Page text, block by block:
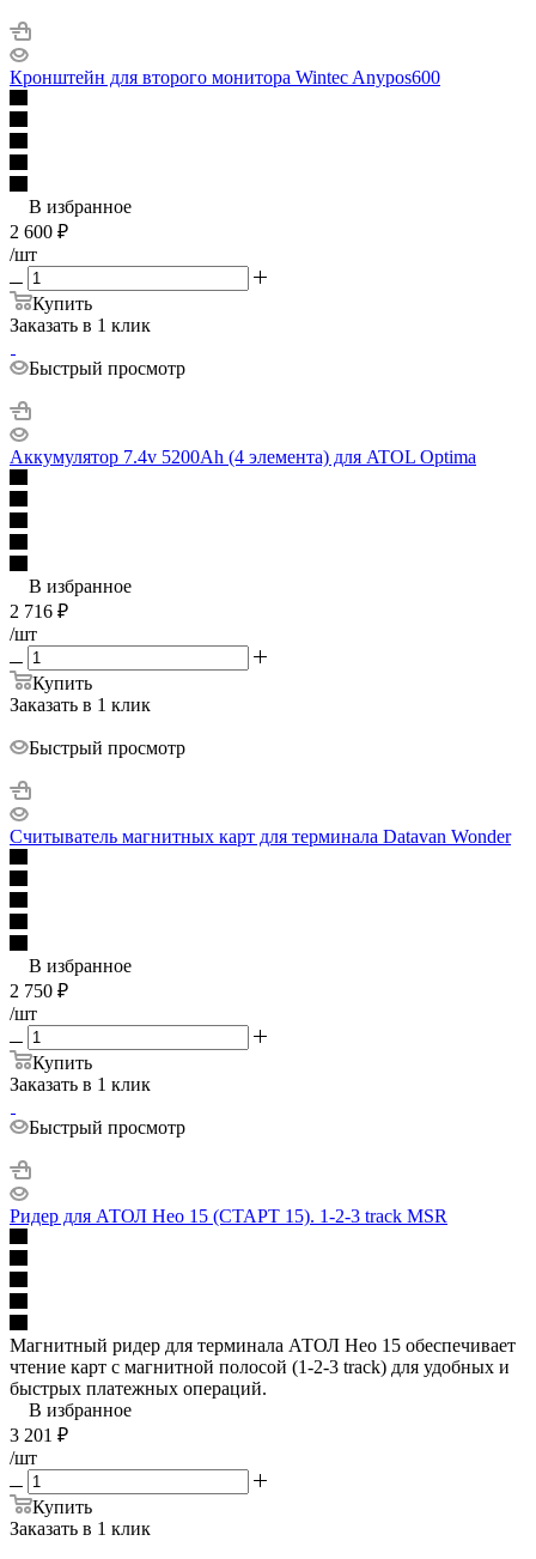
Кронштейн для второго монитора Wintec Anypos600
В избранное
2 600 ₽
/шт
Купить
Заказать в 1 клик
Быстрый просмотр
Аккумулятор 7.4v 5200Ah (4 элемента) для ATOL Optima
В избранное
2 716 ₽
/шт
Купить
Заказать в 1 клик
Быстрый просмотр
Считыватель магнитных карт для терминала Datavan Wonder
В избранное
2 750 ₽
/шт
Купить
Заказать в 1 клик
Быстрый просмотр
Ридер для АТОЛ Нео 15 (СТАРТ 15). 1-2-3 track MSR
Магнитный ридер для терминала АТОЛ Нео 15 обеспечивает
чтение карт с магнитной полосой (1-2-3 track) для удобных и
быстрых платежных операций.
В избранное
3 201 ₽
/шт
Купить
Заказать в 1 клик